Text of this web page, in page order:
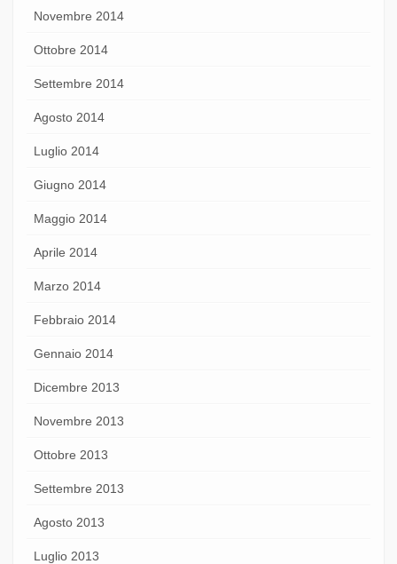
Novembre 2014
Ottobre 2014
Settembre 2014
Agosto 2014
Luglio 2014
Giugno 2014
Maggio 2014
Aprile 2014
Marzo 2014
Febbraio 2014
Gennaio 2014
Dicembre 2013
Novembre 2013
Ottobre 2013
Settembre 2013
Agosto 2013
Luglio 2013